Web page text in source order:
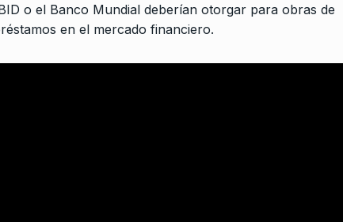
o el Banco Mundial deberían otorgar para obras de
en el mercado financiero.
no puede
se…
De Junio De